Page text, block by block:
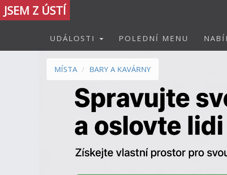
JSEM Z ÚSTÍ
UDÁLOSTI POLEDNÍ MENU
MÍSTA BARY A KAVÁRNY